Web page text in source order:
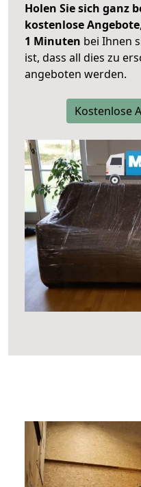
Holen Sie sich ganz
kostenlose Angebote
1 Minuten bei Ihnen
ist, dass all dies zu
angeboten werden.
Kostenlose